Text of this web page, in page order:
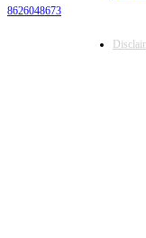
8626048673